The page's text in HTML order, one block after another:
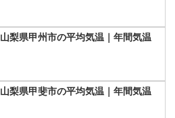
山梨県甲州市の平均気温｜年間気温
山梨県甲斐市の平均気温｜年間気温